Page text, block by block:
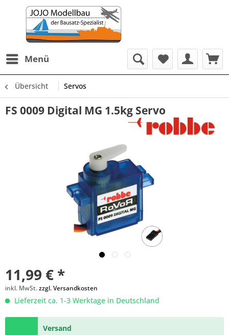
Menü
Übersicht Servos
FS 0009 Digital MG 1.5kg Servo
11,99 € *
inkl. MwSt.zzgl. Versandkosten
Lieferzeit ca. 1-3 Werktage in Deutschland
Versand